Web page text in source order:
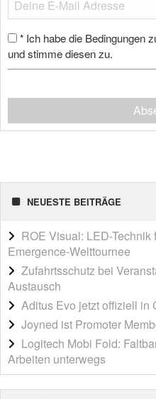
* Ich habe die Bedingungen
und stimme diesen zu.
NEUESTE BEITRÄGE
ROE Visual: LED-Technik
Emergence-Welttournee
Zufahrtsschutz bei
Austausch
Aditus Evo jetzt offiziell in
Joyned ist Promoter
Logitech Mobi Fold:
Arbeiten unterwegs